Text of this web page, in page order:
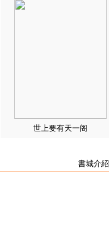
世上要有天一阁
書城介紹